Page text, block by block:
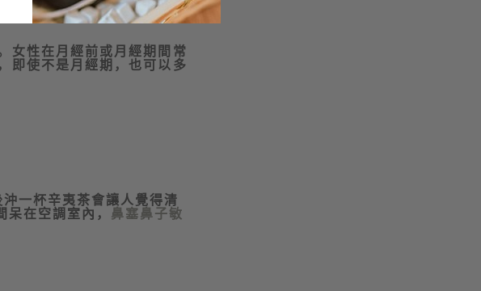
女性在月經前或月經期間常
即使不是月經期，也可以多
沖一杯辛夷茶會讓人覺得清
呆在空調室內， 鼻塞鼻子敏